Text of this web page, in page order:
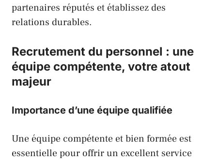
partenaires réputés et établissez des
relations durables.
Recrutement du personnel : une
équipe compétente, votre atout
majeur
Importance d’une équipe qualifiée
Une équipe compétente et bien formée est
essentielle pour offrir un excellent service